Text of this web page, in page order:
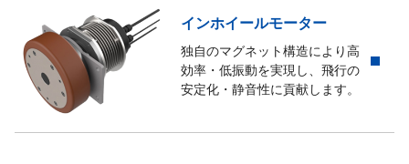
MBOタイプ 乾式単板オープン形ブレー
SBタイプ 乾式単板クローズ形ブレーキ(負
インホイールモーター
独自のマグネット構造により高
効率・低振動を実現し、飛行の
安定化・静音性に貢献します。